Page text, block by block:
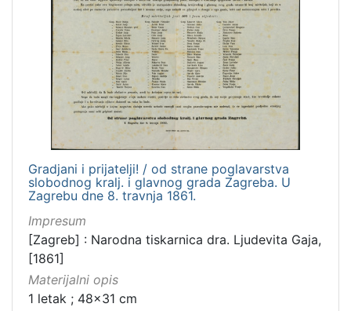
Gradjani i prijatelji! / od strane poglavarstva
slobodnog kralj. i glavnog grada Zagreba. U
Zagrebu dne 8. travnja 1861.
Impresum
[Zagreb] : Narodna tiskarnica dra. Ljudevita Gaja,
[1861]
Materijalni opis
1 letak ; 48x31 cm